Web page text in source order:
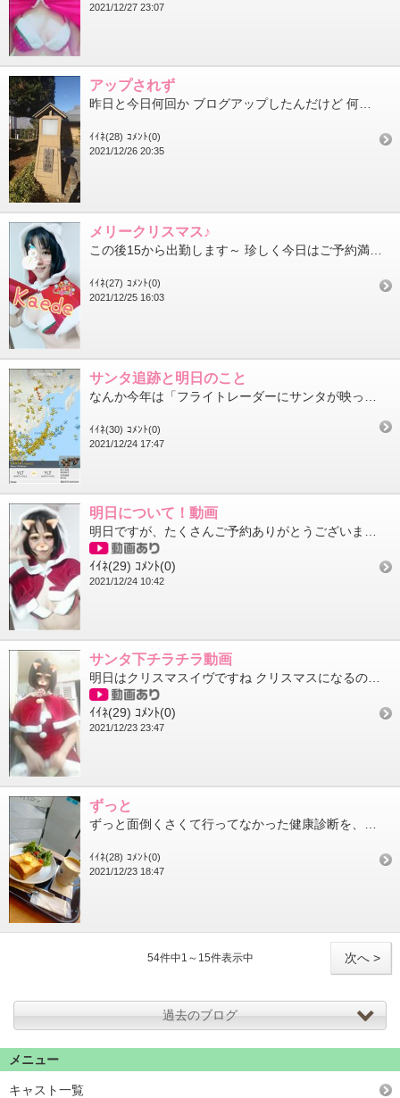
2021/12/27 23:07
アップされず
ｲｲﾈ(28) ｺﾒﾝﾄ(0)
2021/12/26 20:35
メリークリスマス♪
ｲｲﾈ(27) ｺﾒﾝﾄ(0)
2021/12/25 16:03
サンタ追跡と明日のこと
ｲｲﾈ(30) ｺﾒﾝﾄ(0)
2021/12/24 17:47
明日について！動画
ｲｲﾈ(29) ｺﾒﾝﾄ(0)
2021/12/24 10:42
サンタ下チラチラ動画
ｲｲﾈ(29) ｺﾒﾝﾄ(0)
2021/12/23 23:47
ずっと
ｲｲﾈ(28) ｺﾒﾝﾄ(0)
2021/12/23 18:47
次へ >
54件中1～15件表示中
過去のブログ
メニュー
キャスト一覧